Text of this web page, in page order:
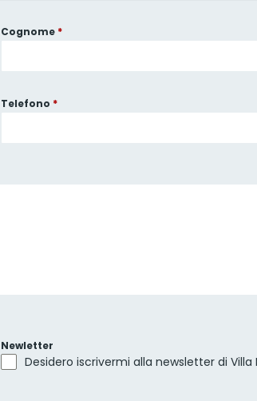
Cognome *
Telefono *
Newletter
Desidero iscrivermi alla newsletter di Villa